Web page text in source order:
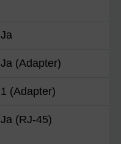
Ja
Ja (Adapter)
1 (Adapter)
Ja (RJ-45)